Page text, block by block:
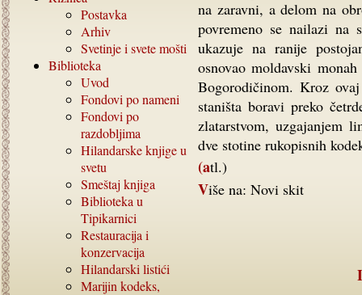
Postavka
Arhiv
Svetinje i svete mošti
Biblioteka
Uvod
Fondovi po nameni
Fondovi po
razdobljima
Hilandarske knjige u
svetu
Smeštaj knjiga
Biblioteka u
Tipikarnici
Restauracija i
konzervacija
Hilandarski listići
Marijin kodeks,
na zaravni, a delom na
povremeno se nailazi na
ukazuje na ranije
osnovao moldavski
Bogorodičinom. Kroz
staništa boravi preko
zlatarstvom, uzgajanjem
dve stotine rukopisnih
(atl.)
Više na: Novi skit